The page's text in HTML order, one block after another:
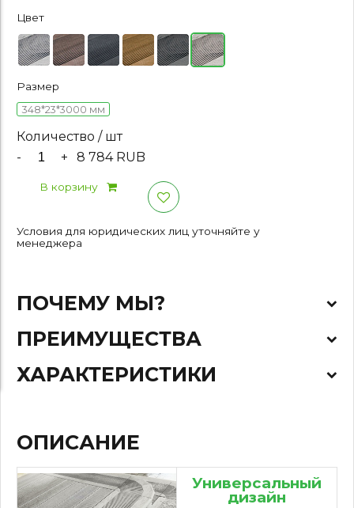
Цвет
Размер
348*23*3000 мм
Количество / шт
-
+ 8 784 RUB
В корзину
Условия для юридических лиц уточняйте у
менеджера
ПОЧЕМУ МЫ?
ПРЕИМУЩЕСТВА
ХАРАКТЕРИСТИКИ
ОПИСАНИЕ
Универсальный
дизайн